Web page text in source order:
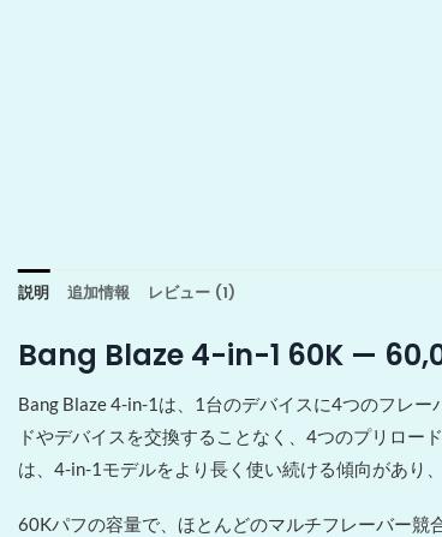
説明 追加情報 レビュー (1)
Bang Blaze 4-in-1 60K —
Bang Blaze 4-in-1は、1台のデバイスに4つのフレ
ドやデバイスを交換することなく、4つのプリロー
は、4-in-1モデルをより長く使い続ける傾向があり
60Kパフの容量で、ほとんどのマルチフレーバー競